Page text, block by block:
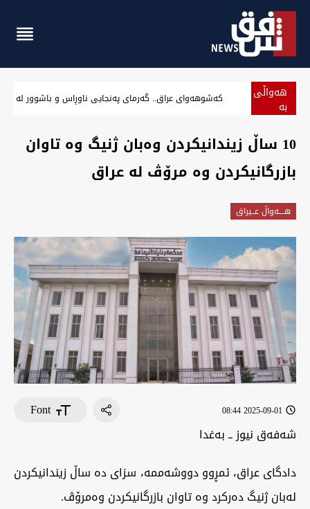
هەواڵی
بە کەشوهەوای عراق.. گەرمای پەنجایی ناوڕاس و باشوور لە
10 ساڵ زیندانیکردن وەبان ژنیگ وە تاوان
بازرگانیکردن وە مرۆڤ لە عراق
هــــه‌واڵ عــیراق
2025-09-01 08:44
Font
شەفەق نیوز ــ بەغدا
دادگای عراق، ئمڕوو دووشەممە، سزای دە ساڵ زیندانیکردن
لەبان ژنیگ دەرکرد وە تاوان بازرگانیکردن وەمرۆڤ.